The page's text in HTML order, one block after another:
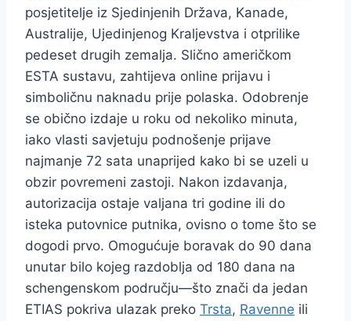
posjetitelje iz Sjedinjenih Država, Kanade,
Australije, Ujedinjenog Kraljevstva i otprilike
pedeset drugih zemalja. Slično američkom
ESTA sustavu, zahtijeva online prijavu i
simboličnu naknadu prije polaska. Odobrenje
se obično izdaje u roku od nekoliko minuta,
iako vlasti savjetuju podnošenje prijave
najmanje 72 sata unaprijed kako bi se uzeli u
obzir povremeni zastoji. Nakon izdavanja,
autorizacija ostaje valjana tri godine ili do
isteka putovnice putnika, ovisno o tome što se
dogodi prvo. Omogućuje boravak do 90 dana
unutar bilo kojeg razdoblja od 180 dana na
schengenskom području—što znači da jedan
ETIAS pokriva ulazak preko Trsta, Ravenne ili